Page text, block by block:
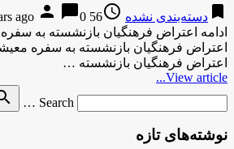
bookmark دسته‌بندی نشده access_time
56 years ago
person chat_bubble0
ادامه اعتراض فرهنگیان بازنشسته به سفره
اعتراض فرهنگیان بازنشسته به سفره
اعتراض فرهنگیان بازنشسته …
View article...
Search …
نوشته‌های تازه